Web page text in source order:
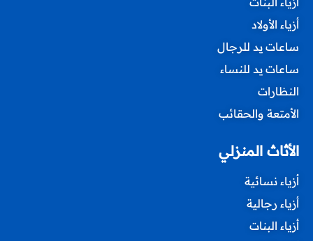
أزياء الأولاد
ساعات يد للرجال
ساعات يد للنساء
النظارات
الأمتعة والحقائب
الأثاث المنزلي
أزياء نسائية
أزياء رجالية
أزياء البنات